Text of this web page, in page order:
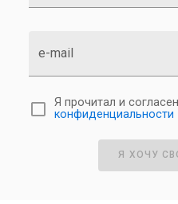
e-mail
Я прочитал и
конфиденциальности
Я ХОЧУ